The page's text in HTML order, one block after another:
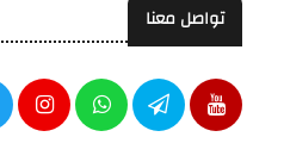
تواصل معنا